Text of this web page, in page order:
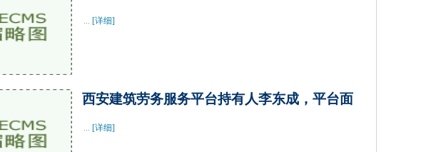
... [详细]
西安建筑劳务服务平台持有人李东成，平台面
... [详细]